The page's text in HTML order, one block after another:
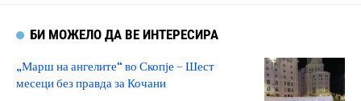
БИ МОЖЕЛО ДА ВЕ ИНТЕРЕСИРА
„Марш на ангелите“ во Скопје – Шест
месеци без правда за Кочани